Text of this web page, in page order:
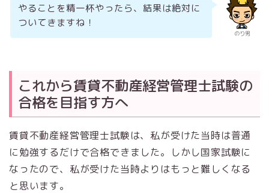
のり男
やることを精一杯やったら、結果は絶対に
ついてきますね！
これから賃貸不動産経営管理士試験の
合格を目指す方へ
賃貸不動産経営管理士試験は、私が受けた当時は普通
に勉強するだけで合格できました。しかし国家試験に
なったので、私が受けた当時よりはもっと難しくなる
と思います。